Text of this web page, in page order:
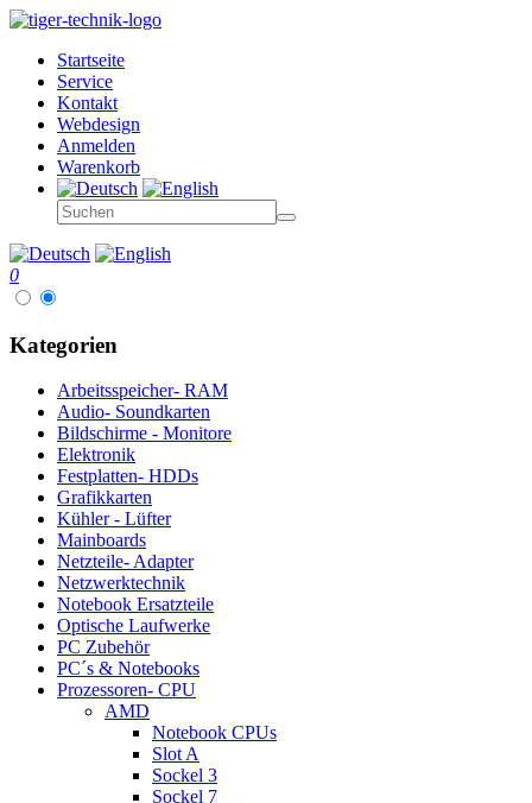
Startseite
Service
Kontakt
Webdesign
Anmelden
Warenkorb
0
Kategorien
Arbeitsspeicher- RAM
Audio- Soundkarten
Bildschirme - Monitore
Elektronik
Festplatten- HDDs
Grafikkarten
Kühler - Lüfter
Mainboards
Netzteile- Adapter
Netzwerktechnik
Notebook Ersatzteile
Optische Laufwerke
PC Zubehör
PC´s & Notebooks
Prozessoren- CPU
AMD
Notebook CPUs
Slot A
Sockel 3
Sockel 7